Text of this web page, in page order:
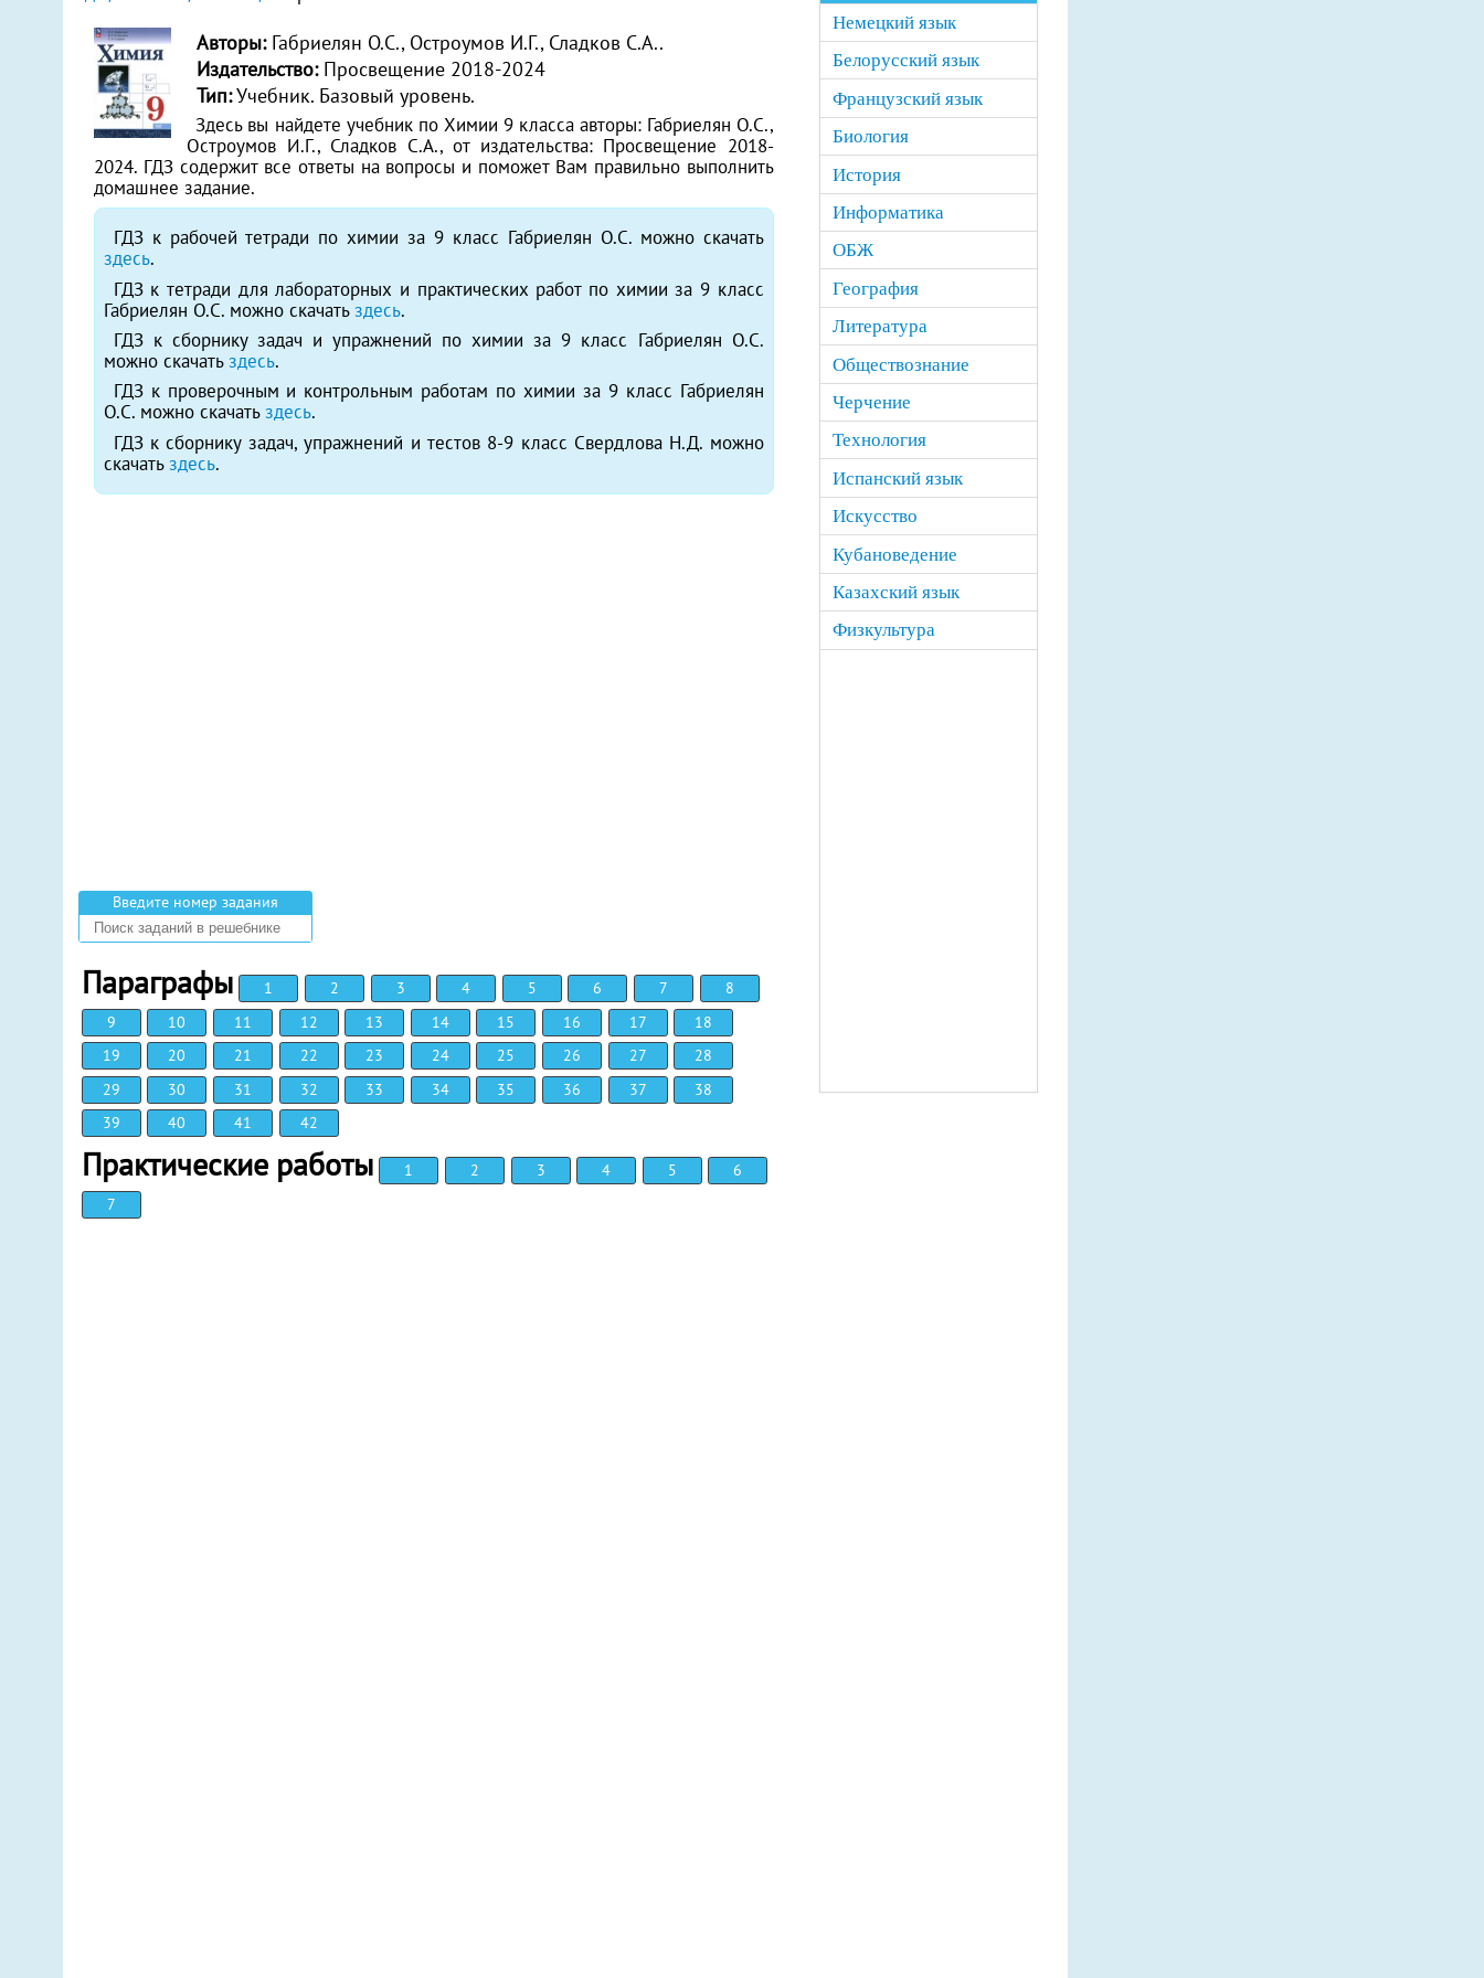
Авторы: Габриелян О.С., Остроумов И.Г., Сладков С.А..
Издательство: Просвещение 2018-2024
Тип:Учебник. Базовый уровень.
Здесь вы найдете учебник по Химии 9 класса авторы: Габриелян О.С.,
Остроумов И.Г., Сладков С.А., от издательства: Просвещение 2018-
2024. ГДЗ содержит все ответы на вопросы и поможет Вам правильно выполнить
домашнее задание.
ГДЗ к рабочей тетради по химии за 9 класс Габриелян О.С. можно скачать
здесь.
ГДЗ к тетради для лабораторных и практических работ по химии за 9 класс
Габриелян О.С. можно скачатьздесь.
ГДЗ к сборнику задач и упражнений по химии за 9 класс Габриелян О.С.
можно скачатьздесь.
ГДЗ к проверочным и контрольным работам по химии за 9 класс Габриелян
О.С. можно скачатьздесь.
ГДЗ к сборнику задач, упражнений и тестов 8-9 класс Свердлова Н.Д. можно
скачатьздесь.
Введите номер задания
Параграфы 1 2 3 4 5 6 7
8
9
10 11 12 13 14 15 16 17
18
19
20 21 22 23 24 25 26 27
28
29
30 31 32 33 34 35 36 37
38
39
40 41 42
Практические работы 1 2 3 4 5
6
7
Немецкий язык
Белорусский язык
Французский язык
Биология
История
Информатика
ОБЖ
География
Литература
Обществознание
Черчение
Технология
Испанский язык
Искусство
Кубановедение
Казахский язык
Физкультура